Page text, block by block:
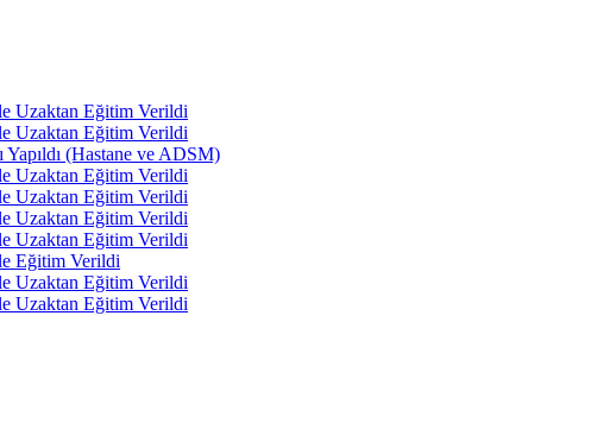
Uzaktan Eğitim Verildi
Uzaktan Eğitim Verildi
(Hastane ve ADSM)
Uzaktan Eğitim Verildi
Uzaktan Eğitim Verildi
Uzaktan Eğitim Verildi
Uzaktan Eğitim Verildi
Eğitim Verildi
Uzaktan Eğitim Verildi
Uzaktan Eğitim Verildi